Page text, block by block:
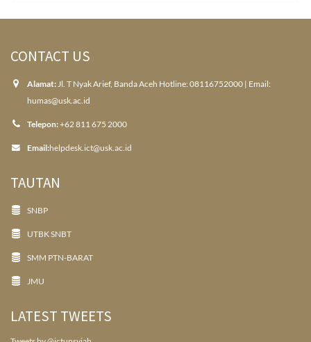
CONTACT US
Alamat: Jl. T Nyak Arief, Banda Aceh Hotline: 08116752000 | Email:
humas@usk.ac.id
Telepon:+62 811 675 2000
Email:helpdesk.ict@usk.ac.id
TAUTAN
SNBP
UTBK SNBT
SMM PTN-BARAT
JMU
LATEST TWEETS